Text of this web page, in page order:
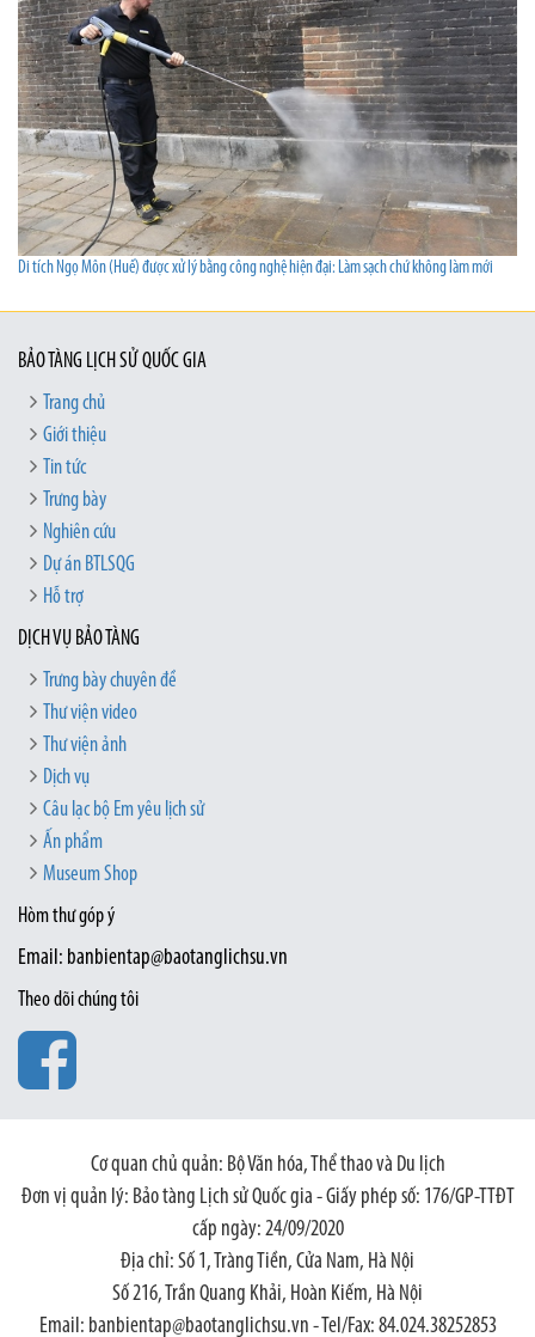
Di tích Ngọ Môn (Huế) được xử lý bằng công nghệ hiện đại: Làm sạch chứ không làm mới
BẢO TÀNG LỊCH SỬ QUỐC GIA
Trang chủ
Giới thiệu
Tin tức
Trưng bày
Nghiên cứu
Dự án BTLSQG
Hỗ trợ
DỊCH VỤ BẢO TÀNG
Trưng bày chuyên đề
Thư viện video
Thư viện ảnh
Dịch vụ
Câu lạc bộ Em yêu lịch sử
Ấn phẩm
Museum Shop
Hòm thư góp ý
Email: banbientap@baotanglichsu.vn
Theo dõi chúng tôi
Cơ quan chủ quản: Bộ Văn hóa, Thể thao và Du lịch
Đơn vị quản lý: Bảo tàng Lịch sử Quốc gia - Giấy phép số: 176/GP-TTĐT
cấp ngày: 24/09/2020
Địa chỉ: Số 1, Tràng Tiền, Cửa Nam, Hà Nội
Số 216, Trần Quang Khải, Hoàn Kiếm, Hà Nội
Email: banbientap@baotanglichsu.vn - Tel/Fax: 84.024.38252853